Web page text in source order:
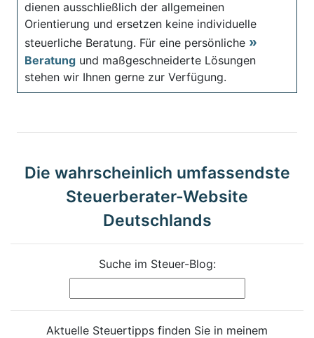
dienen ausschließlich der allgemeinen
Orientierung und ersetzen keine individuelle
steuerliche Beratung. Für eine persönliche
Beratung und maßgeschneiderte Lösungen
stehen wir Ihnen gerne zur Verfügung.
Die wahrscheinlich umfassendste
Steuerberater-Website
Deutschlands
Suche im Steuer-Blog:
Aktuelle Steuertipps finden Sie in meinem